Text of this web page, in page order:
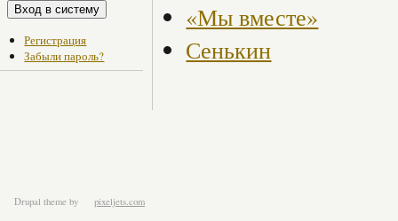
Регистрация
Забыли пароль?
«Мы вместе»
Сенькин
Drupal theme by pixeljets.com